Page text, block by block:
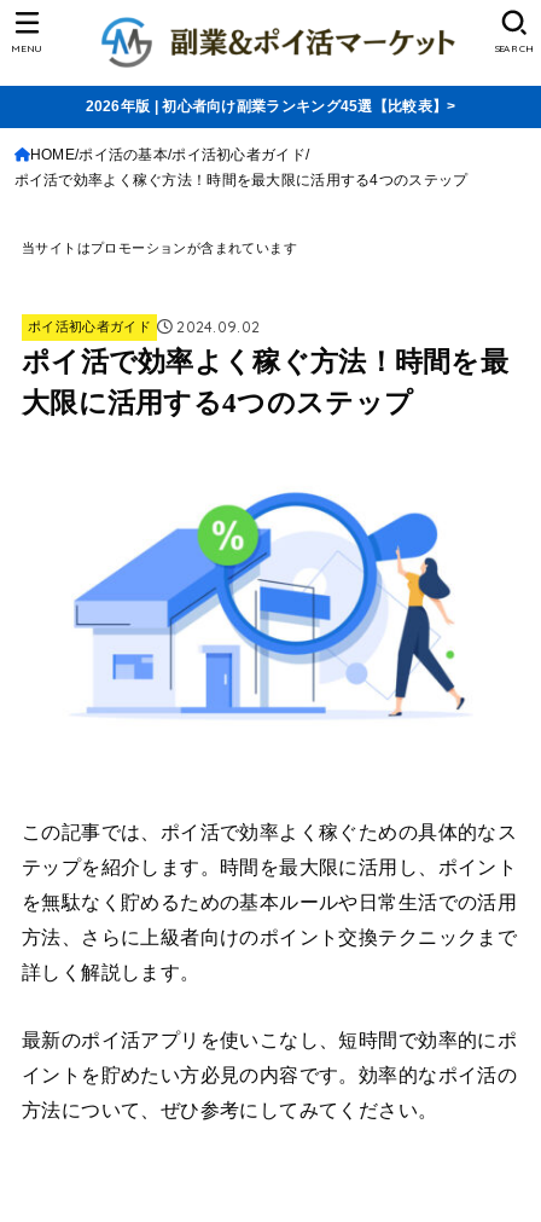
SEARCH
MENU
2026年版 | 初心者向け副業ランキング45選【比較表】>
HOME ポイ活の基本 ポイ活初心者ガイド
ポイ活で効率よく稼ぐ方法！時間を最大限に活用する4つのステップ
当サイトはプロモーションが含まれています
ポイ活初心者ガイド 2024.09.02
ポイ活で効率よく稼ぐ方法！時間を最
大限に活用する4つのステップ
この記事では、ポイ活で効率よく稼ぐための具体的なス
テップを紹介します。時間を最大限に活用し、ポイント
を無駄なく貯めるための基本ルールや日常生活での活用
方法、さらに上級者向けのポイント交換テクニックまで
詳しく解説します。
最新のポイ活アプリを使いこなし、短時間で効率的にポ
イントを貯めたい方必見の内容です。効率的なポイ活の
方法について、ぜひ参考にしてみてください。